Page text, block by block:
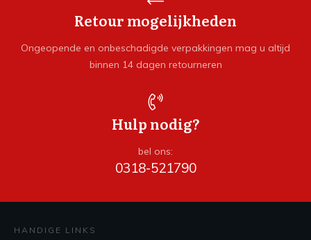
Retour mogelijkheden
Ongeopende en onbeschadigde verpakkingen mag u altijd
binnen 14 dagen retourneren
Hulp nodig?
bel ons:
0318-521790
HANDIGE LINKS